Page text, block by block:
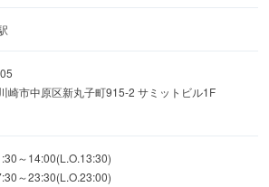
崎市中原区新丸子町915-2 サミットビル1F
～14:00(L.O.13:30)
～23:30(L.O.23:00)